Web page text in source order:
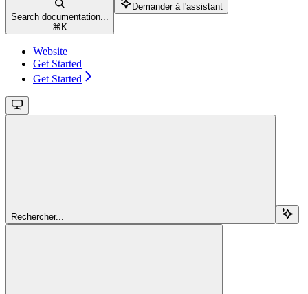
Search documentation...
⌘ K
Demander à l'assistant
Website
Get Started
Get Started
Rechercher...